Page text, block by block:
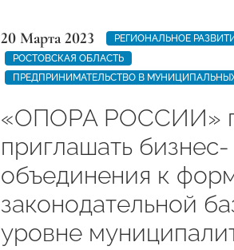
20 Марта 2023
РЕГИОНАЛЬНОЕ
РОСТОВСКАЯ ОБЛАСТЬ
ПРЕДПРИНИМАТЕЛЬСТВО В
«ОПОРА РОССИИ»
приглашать бизнес-
объединения к
законодательной
уровне